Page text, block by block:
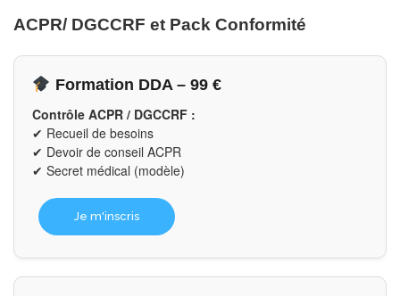
ACPR/ DGCCRF et Pack Conformité
Formation DDA – 99 €
Contrôle ACPR / DGCCRF :
✔ Recueil de besoins
✔ Devoir de conseil ACPR
✔ Secret médical (modèle)
Je m'inscris